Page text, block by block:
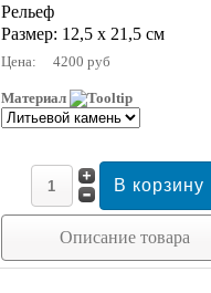
Рельеф
Размер: 12,5 х 21,5 см
Цена: 4200 руб
Материал
Описание товара